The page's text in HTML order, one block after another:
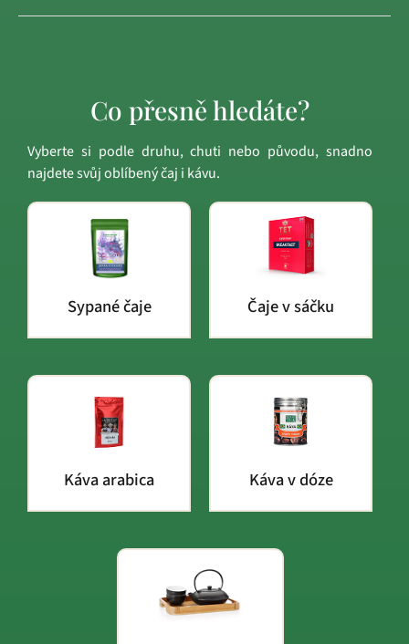
Co přesně hledáte?
Vyberte si podle druhu, chuti nebo původu, snadno
najdete svůj oblíbený čaj i kávu.
Sypané čaje Čaje v sáčku
Káva arabica Káva v dóze